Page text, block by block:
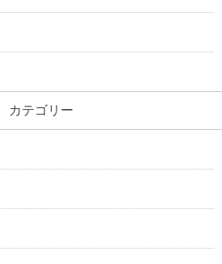
カテゴリー